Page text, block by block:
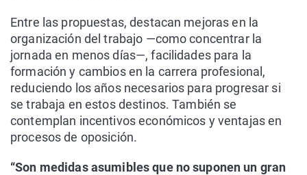
Entre las propuestas, destacan mejoras en la
organización del trabajo —como concentrar la
jornada en menos días—, facilidades para la
formación y cambios en la carrera profesional,
reduciendo los años necesarios para progresar si
se trabaja en estos destinos. También se
contemplan incentivos económicos y ventajas en
procesos de oposición.
“Son medidas asumibles que no suponen un gran